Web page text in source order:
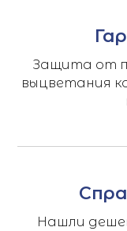
Защита от
выцветания
Нашли